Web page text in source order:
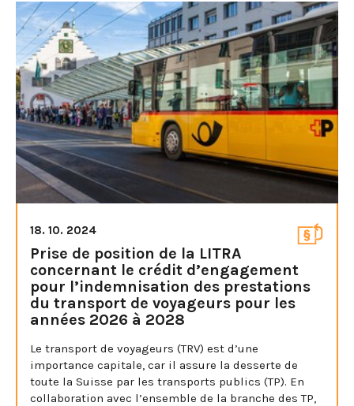
18. 10. 2024
Prise de position de la LITRA
concernant le crédit d’engagement
pour l’indemnisation des prestations
du transport de voyageurs pour les
années 2026 à 2028
Le transport de voyageurs (TRV) est d’une
importance capitale, car il assure la desserte de
toute la Suisse par les transports publics (TP). En
collaboration avec l’ensemble de la branche des TP,